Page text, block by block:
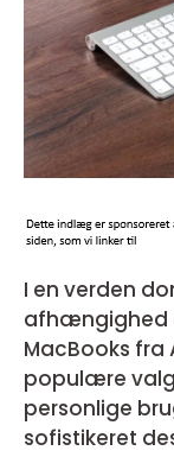
I en verden
afhængighed
MacBooks
populære
personlige
sofistikeret